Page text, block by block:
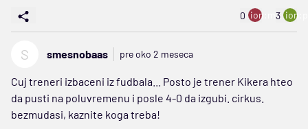
0 ion:minus
3
S smesnobaas pre oko 2 meseca
Cuj treneri izbaceni iz fudbala... Posto je trener Kikera hteo
da pusti na poluvremenu i posle 4-0 da izgubi. cirkus.
bezmudasi, kaznite koga treba!